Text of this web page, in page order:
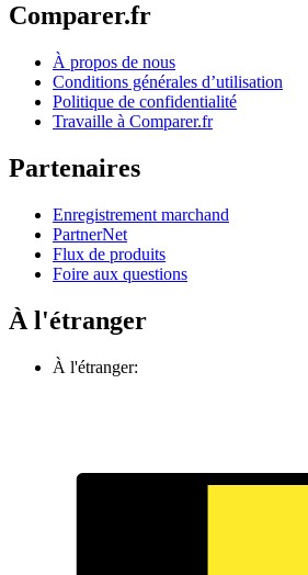
Comparer.fr
À propos de nous
Conditions générales d’utilisation
Politique de confidentialité
Travaille à Comparer.fr
Partenaires
Enregistrement marchand
PartnerNet
Flux de produits
Foire aux questions
À l'étranger
À l'étranger: